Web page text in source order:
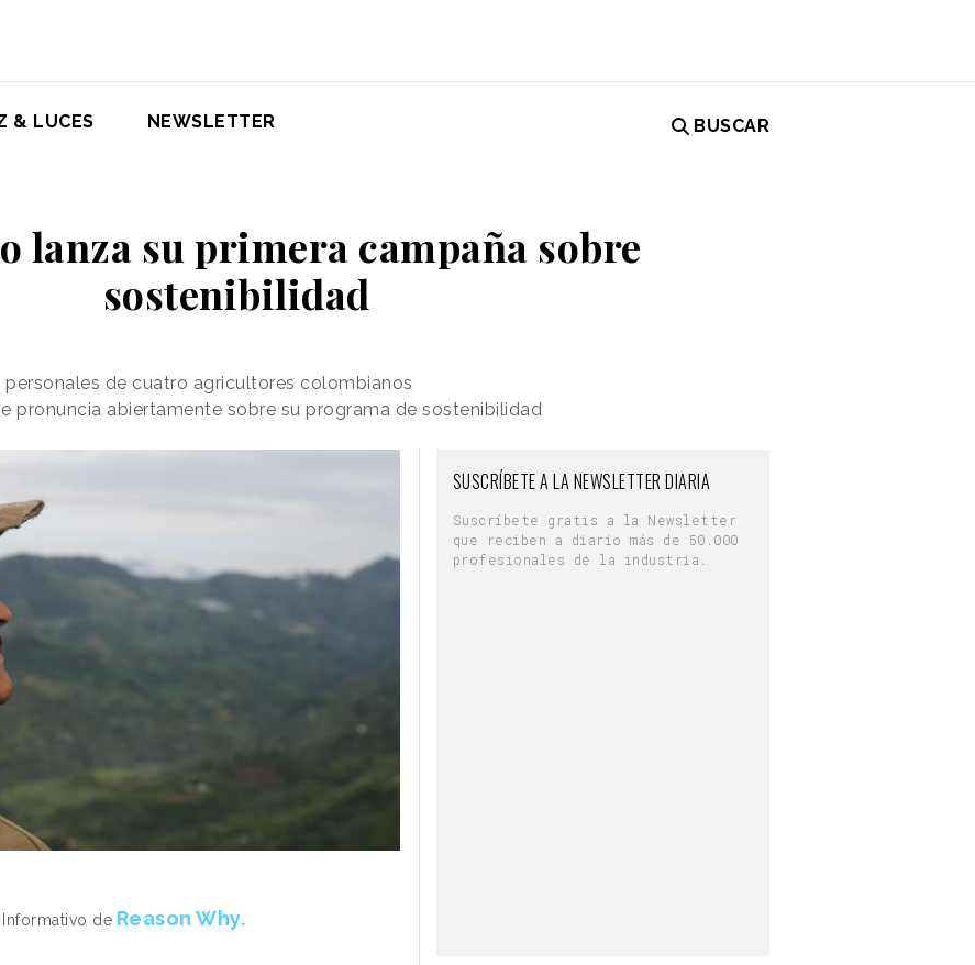
& LUCES NEWSLETTER BUSCAR
lanza su primera campaña sobre
sostenibilidad
de cuatro agricultores colombianos
pronuncia abiertamente sobre su programa de sostenibilidad
de Reason Why.
SUSCRÍBETE A LA NEWSLETTER DIARIA
Suscríbete gratis a la Newsletter
que reciben a diario más de 50.000
profesionales de la industria.